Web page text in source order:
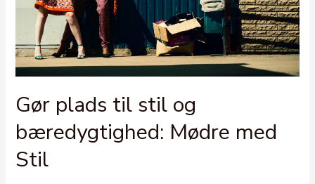
Gør plads til stil og
bæredygtighed: Mødre med
Stil